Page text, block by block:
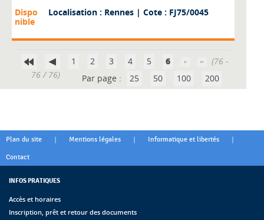
Dispo
nible
Localisation : Rennes | Cote : FJ75/0045
1 2 3 4 5 6
76 / 76)
Par page : 25 50 100 200
Plan du site | Mentions légales | Informatique et libertés |
Contact
INFOS PRATIQUES
Accès et horaires
Inscription, prêt et retour des documents